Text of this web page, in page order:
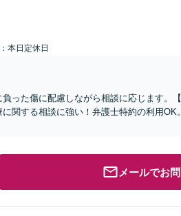
本日定休日
った傷に配慮しながら相談に応じます。
関する相談に強い！弁護士特約の利用OK
メールでお